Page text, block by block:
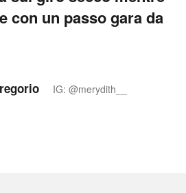
con un passo gara da
IG: @merydith__